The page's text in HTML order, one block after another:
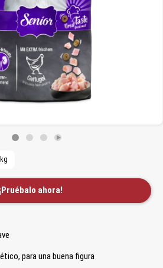
para una buena figura
¡Pruébalo ahora!